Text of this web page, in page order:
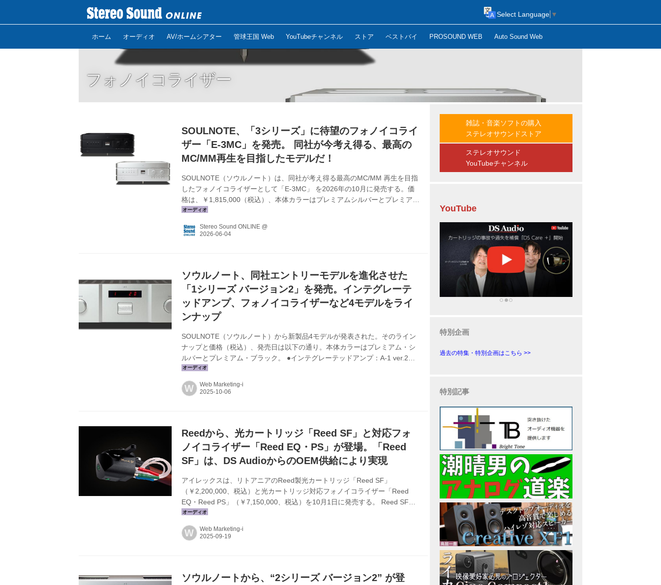
ホーム オーディオ AV/ホームシアター 管球王国 Web YouTubeチャンネル ストア ベストバイ PROSOUND WEB Auto Sound Web
Select Language ▼
フォノイコライザー
SOULNOTE、「3シリーズ」に待望のフォノイコライ
ザー「E-3MC」を発売。 同社が今考え得る、最高の
MC/MM再生を目指したモデルだ！
SOULNOTE（ソウルノート）は、同社が考え得る最高のMC/MM 再生を目指
したフォノイコライザーとして「E-3MC」 を2026年の10月に発売する。価
格は、￥1,815,000（税込）、本体カラーはプレミアムシルバーとプレミアム
ブラックの2色を用意する。 E-3MCは世界初となる、シャーシ、Lch、Rch の
となっており、SOULNOTE 3 シリーズのアンプと組み合わせることで、カー
Stereo Sound ONLINE @
ソウルノート、同社エントリーモデルを進化させた
「1シリーズ バージョン2」を発売。インテグレーテ
ッドアンプ、フォノイコライザーなど4モデルをライ
ンナップ
SOULNOTE（ソウルノート）から新製品4モデルが発表された。そのライン
ナップと価格（税込）、発売日は以下の通り。本体カラーはプレミアム・シ
ルバーとプレミアム・ブラック。 ●インテグレーテッドアンプ：A-1 ver.2
￥308,000（11月発売） ●フォノイコライザー：E-1 ver.2 ￥286,000（11月
発売） ●D/Aコンバーター：D-1 ver.2 ￥385,000（11月発売） ●インテグレー
テッドアンプ：A-0 ver.2 ￥181,500（12月発売） 同社では、エントリーモデ
W Web Marketing-i
Reedから、光カートリッジ「Reed SF」と対応フォ
ノイコライザー「Reed EQ・PS」が登場。「Reed
SF」は、DS AudioからのOEM供給により実現
アイレックスは、リトアニアのReed製光カートリッジ「Reed SF」
（￥2,200,000、税込）と光カートリッジ対応フォノイコライザー「Reed
EQ・Reed PS」（￥7,150,000、税込）を10月1日に発売する。 Reed SF
は、DS Audio社の内部機構OEM供給により実現した光カートリッジで、DS
Audio社のOEM製品としては世界初となる。 ケーシングは航空機グレードの
アルミから削り出してるが、光カートリッジ心臓部を取り付けているボディ
W Web Marketing-i
ソウルノートから、“2シリーズ バージョン2” が登
雑誌・音楽ソフトの購入
ステレオサウンドストア
ステレオサウンド
YouTubeチャンネル
YouTube
特別企画
過去の特集・特別企画はこちら >>
特別記事